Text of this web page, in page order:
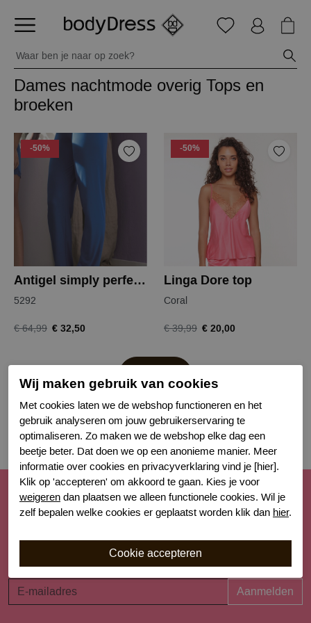
Dames nachtmode overig Tops en
broeken
-50%
Antigel simply perfect broek
5292
€ 64,99 € 32,50
-50%
Linga Dore top
Coral
€ 39,99 € 20,00
Schrijf je nu in voor de nieuwsbrief
de nieuwe collecties, laatste trends én acties. Laat je
inspireren!
Aanmelden
Wij maken gebruik van cookies
Met cookies laten we de webshop functioneren en het
gebruik analyseren om jouw gebruikerservaring te
optimaliseren. Zo maken we de webshop elke dag een
beetje beter. Dat doen we op een anonieme manier. Meer
informatie over cookies en privacyverklaring vind je [hier].
Klik op 'accepteren' om akkoord te gaan. Kies je voor
weigeren dan plaatsen we alleen functionele cookies. Wil je
zelf bepalen welke cookies er geplaatst worden klik dan hier.